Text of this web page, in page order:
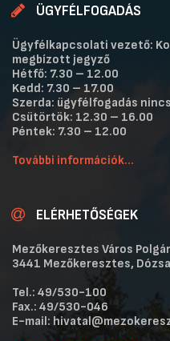
ÜGYFÉLFOGADÁS
Ügyfélkapcsolati vezető:
megbízott jegyző
Hétfő: 7.30 – 12.00
Kedd: 7.30 – 17.00
Szerda: ügyfélfogadás nincs
Csütörtök: 12.30 – 16.00
Péntek: 7.30 – 12.00
További információk...
ELÉRHETŐSÉGEK
Mezőkeresztes Város
3441 Mezőkeresztes,
Tel.: 49/530-100
Fax.: 49/530-046
E-mail: